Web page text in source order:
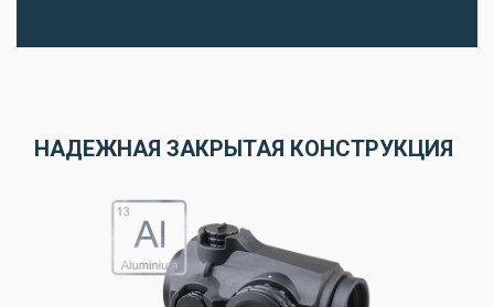
НАДЕЖНАЯ ЗАКРЫТАЯ КОНСТРУКЦИЯ